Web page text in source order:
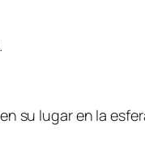
su lugar en la